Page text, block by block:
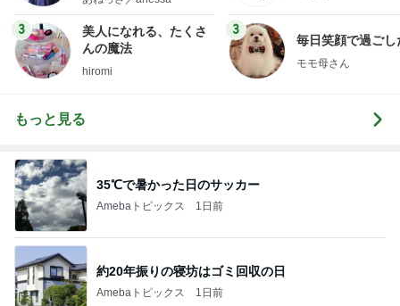
3
美人になれる、たくさ
んの魔法
hiromi
3
毎日笑顔で過ごし
モモ母さん
もっと見る
35℃で暑かった日のサッカー
Amebaトピックス 1日前
約20年振りの寝坊はゴミ回収の日
Amebaトピックス 1日前